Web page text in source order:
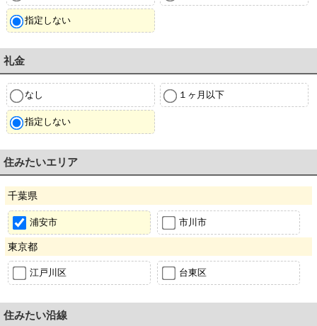
指定しない
礼金
なし １ヶ月以下
指定しない
住みたいエリア
千葉県
浦安市 市川市
東京都
江戸川区 台東区
住みたい沿線